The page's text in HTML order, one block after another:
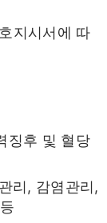
지시서에 따
징후 및 혈당
리, 감염관리,